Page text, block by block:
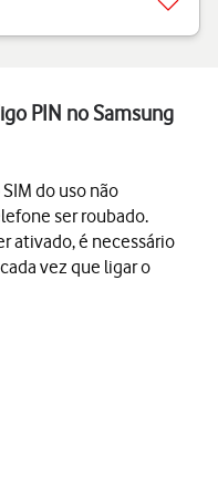
PIN no Samsung
do uso não
ser roubado.
ativado, é necessário
vez que ligar o